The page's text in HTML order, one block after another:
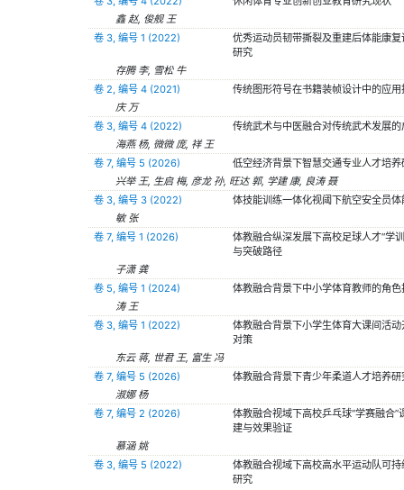
鑫 赵, 俊舰 王
卷 3, 编号 1 (2022)
优秀运动员韧带撕裂及重建后体能康复
研究
存腾 李, 雪松 牛
卷 2, 编号 4 (2021)
传统图形符号在书籍装帧设计中的应用
庆 万
卷 3, 编号 4 (2022)
传统武术与中医融合对传统武术发展的
海燕 杨, 微微 庞, 祥 王
卷 7, 编号 5 (2026)
低空经济背景下智慧交通专业人才培养
兴举 王, 生启 梅, 彦龙 孙, 旺达 郭, 学建 康, 良涛 聂
卷 3, 编号 3 (2022)
体技能训练一体化视阈下航空安全员体
敏 张
卷 7, 编号 1 (2026)
体教融合纵深发展下高校足球人才“学
与突破路径
子潇 龚
卷 5, 编号 1 (2024)
体教融合背景下中小学体育教师的角色
涛 王
卷 3, 编号 1 (2022)
体教融合背景下小学生体育大课间活动
对策
东云 蒋, 世君 王, 富生 冯
卷 7, 编号 5 (2026)
体教融合背景下青少年柔道人才培养研
淑娜 杨
卷 7, 编号 2 (2026)
体教融合视域下高校乒乓球“学赛融合”
建与效果验证
慕涵 姚
卷 3, 编号 5 (2022)
体教融合视域下高校高水平运动队可持
研究